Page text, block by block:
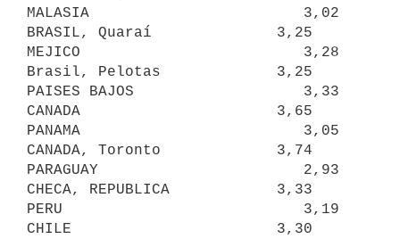
MALASIA                        3,02
BRASIL, Quaraí              3,25
MEJICO                         3,28
Brasil, Pelotas             3,25
PAISES BAJOS                   3,33
CANADA                      3,65
PANAMA                         3,05
CANADA, Toronto             3,74
PARAGUAY                       2,93
CHECA, REPUBLICA            3,33
PERU                           3,19
CHILE                       3,30